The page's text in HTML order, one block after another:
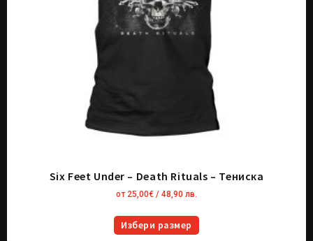
Six Feet Under – Death Rituals – Тениска
от 25,00€ / 48,90 лв.
Избери размер